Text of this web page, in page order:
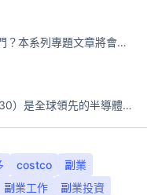
ETF是什麼？ETF投資如何入門？本系列專題文章將會告訴你新手必須知道的ETF基礎知識。
台積電（tSMC；股票代號2330）是全球領先的半導體代工公司，成立於1987年，總部位於台灣新竹。且已於美國、日本、德國及中國設廠，台積電是全球首家專業積體電路製造服務公司，也是全球最先進和最大規模的半導體代工廠。
costco
副業
副業工作
副業投資